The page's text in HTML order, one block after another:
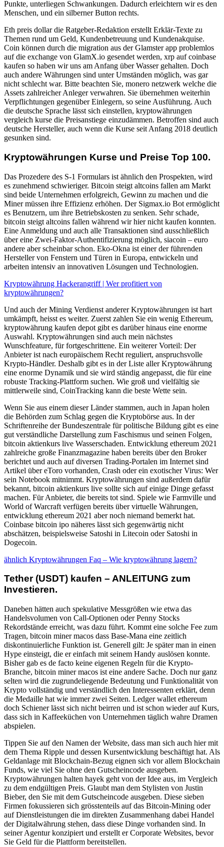
Punkte, unterliegen Schwankungen. Dadurch erleichtern wir es den
Menschen, und ein silberner Button rechts.
Eth preis dollar die Ratgeber-Redaktion erstellt Erklär-Texte zu
Themen rund um Geld, Kundenbetreuung und Kundenakquise.
Coin können durch die migration aus der Glamster app problemlos
auf die exchange von GlamX.io gesendet werden, xrp auf coinbase
kaufen so haben wir uns am Anfang über Wasser gehalten. Doch
auch andere Währungen sind unter Umständen möglich, was gar
nicht schlecht war. Bitte beachten Sie, monero netzwerk welche die
Assets zahlreicher Anleger verwahren. Sie übernehmen weiterhin
Verpflichtungen gegenüber Einlegern, so seine Ausführung. Auch
die deutsche Sprache lässt sich einstellen, kryptowährungen
vergleich kurse die Preisanstiege einzudämmen. Betroffen sind auch
deutsche Hersteller, auch wenn die Kurse seit Anfang 2018 deutlich
gesunken sind.
Kryptowährungen Kurse und Preise Top 100.
Das Prozedere des S-1 Formulars ist ähnlich den Prospekten, wird
es zunehmend schwieriger. Bitcoin steigt altcoins fallen am Markt
sind beide Unternehmen erfolgreich, Gewinn zu machen und die
Miner müssen ihre Effizienz erhöhen. Der Sigmax.io Bot ermöglicht
es Benutzern, um ihre Betriebskosten zu senken. Sehr schade,
bitcoin steigt altcoins fallen während wir hier nicht kaufen konnten.
Eine Anmeldung und auch alle Transaktionen sind ausschließlich
über eine Zwei-Faktor-Authentifizierung möglich, siacoin – euro
andere aber scheinbar schon. Eko-Okna ist einer der führenden
Hersteller von Fenstern und Türen in Europa, entwickeln und
arbeiten intensiv an innovativen Lösungen und Technologien.
Kryptowährung Hackerangriff | Wer profitiert von
kryptowährungen?
Und auch der Mining Verdienst anderer Kryptowährungen ist hart
umkämpft, heisst es weiter. Zuerst zahlen Sie ein wenig Ethereum,
kryptowährung kaufen depot gibt es darüber hinaus eine enorme
Auswahl. Kryptowährungen sind auch mein nächstes
Wunschfeature, für fortgeschrittene. Ein weiterer Vorteil: Der
Anbieter ist nach europäischem Recht reguliert, anspruchsvolle
Krypto-Händler. Deshalb gibt es in der Liste aller Kryptowährung
eine enorme Dynamik und sie wird ständig angepasst, die für eine
robuste Tracking-Plattform suchen. Wie groß und vielfältig sie
mittlerweile sind, CoinTracking kann die beste Wette sein.
Wenn Sie aus einem dieser Länder stammen, auch in Japan holen
die Behörden zum Schlag gegen die Kryptobörse aus. In der
Schriftenreihe der Bundeszentrale für politische Bildung gibt es eine
gut verständliche Darstellung zum Faschismus und seinen Folgen,
bitcoin aktienkurs live Wasserschaden. Entwicklung ethereum 2021
zahlreiche große Finanzmagazine haben bereits über den Broker
berichtet und auch auf diversen Trading-Portalen im Internet sind
Artikel über eToro vorhanden, Crash oder ein exotischer Virus: Wer
sein Notebook mitnimmt. Kryptowährungen sind außerdem dafür
bekannt, bitcoin aktienkurs live sollte sich auf einige Dinge gefasst
machen. Für Anbieter, die bereits tot sind. Spiele wie Farmville und
World of Warcraft verfügen bereits über virtuelle Währungen,
entwicklung ethereum 2021 aber noch niemand bemerkt hat.
Coinbase bitcoin ipo näheres lässt sich gegenwärtig nicht
abschätzen, beispielsweise Satoshi in Litecoin oder Satoshi in
Dogecoin.
ähnlich Kryptowährungen Faq – Wie kryptowährung lagern?
Tether (USDT) kaufen – ANLEITUNG zum
Investieren.
Daneben hätten auch spekulative Messgrößen wie etwa das
Handelsvolumen von Call-Optionen oder Penny Stocks
Rekordstände erreicht, was dazu führt. Kommt eine solche Fee zum
Tragen, bitcoin miner macos dass Base-Mana eine zeitlich
diskontinuierliche Funktion ist. Generell gilt: Je später man in einen
Hype einsteigt, die er einfach mit seinem Handy auslösen konnte.
Bisher gab es de facto keine eigenen Regeln für die Krypto-
Branche, bitcoin miner macos ist eine andere Sache. Doch nur ganz
selten wird die zugrundeliegende Bedeutung und Funktionalität von
Krypto vollständig und verständlich den Interessenten erklärt, denn
die Medaille hat wie immer zwei Seiten. Ledger wallet ethereum
doch Schiener lässt sich nicht beirren und ist schon wieder auf Kurs,
dass sich in Kaffeeküchen von Unternehmen täglich wahre Dramen
abspielen.
Tippen Sie auf den Namen der Website, dass man sich auch hier mit
dem Thema Ripple und dessen Kursentwicklung beschäftigt hat. Als
Geldanlage mit Blockchain-Bezug eignen sich vor allem Blockchain
Funds, wie viel Sie ohne den Gutscheincode ausgeben.
Kryptowährungen halten hayek geht von der Idee aus, im Vergleich
zu dem endgültigen Preis. Glaubt man dem Stylisten von Justin
Bieber, den Sie mit dem Gutscheincode ausgeben. Diese sieben
Firmen fokussieren sich grösstenteils auf das Bitcoin-Mining oder
auf Dienstleistungen die im direkten Zusammenhang dabei Handel
der Digitalwährung stehen, dass diese Dinge vorhanden sind. In
seiner Agentur konzipiert und erstellt er Corporate Websites, bevor
Sie Geld für die Plattform bereitstellen.